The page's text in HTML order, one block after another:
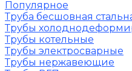
Популярное
Труба бесшовная
Трубы
Трубы котельные
Трубы электросварные
Трубы нержавеющие